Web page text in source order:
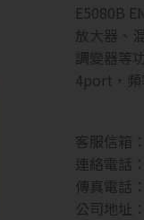
E5080B
放大器、
調變器等
4port，頻
客服信箱：
連絡電話
傳真電話
公司地址